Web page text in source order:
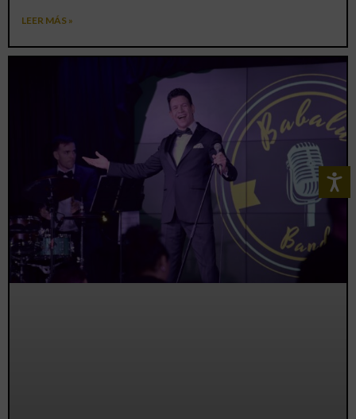
LEER MÁS »